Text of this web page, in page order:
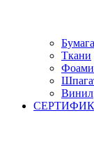
Ткани
Винил